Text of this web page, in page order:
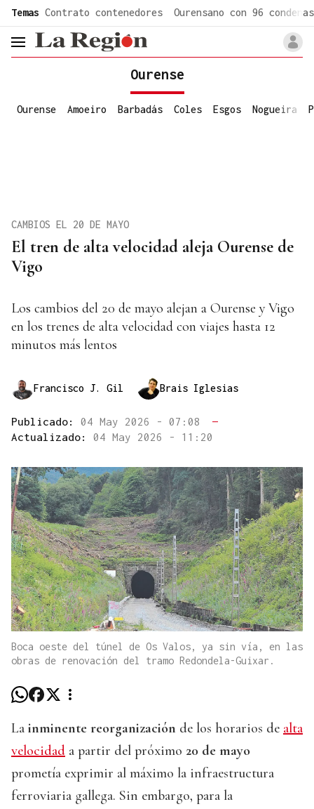
Temas Contrato contenedores Ourensano con 96 condenas
header.menu.open
Ourense
Ourense Amoeiro Barbadás Coles Esgos Nogueira
El tren de alta velocidad aleja Ourense de
Vigo
CAMBIOS EL 20 DE MAYO
Los cambios del 20 de mayo alejan a Ourense y Vigo
en los trenes de alta velocidad con viajes hasta 12
minutos más lentos
Francisco J. Gil Brais Iglesias
Publicado: 04 May 2026 - 07:08
—
Actualizado: 04 May 2026 - 11:20
Boca oeste del túnel de Os Valos, ya sin vía, en las
obras de renovación del tramo Redondela-Guixar.
La inminente reorganización de los horarios de alta
velocidad a partir del próximo 20 de mayo
prometía exprimir al máximo la infraestructura
ferroviaria gallega. Sin embargo, para la